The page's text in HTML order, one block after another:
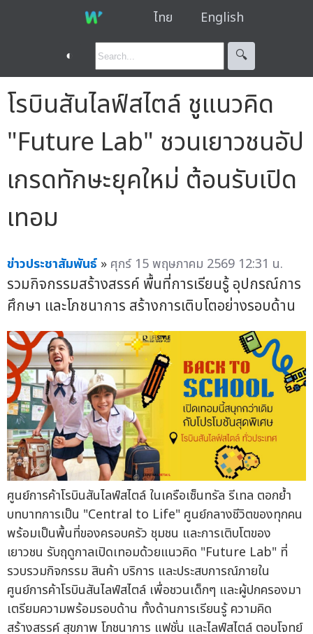
ไทย English
◐ 🔍︎
โรบินสันไลฟ์สไตล์ ชูแนวคิด
"Future Lab" ชวนเยาวชนอัป
เกรดทักษะยุคใหม่ ต้อนรับเปิด
เทอม
ข่าวประชาสัมพันธ์ » ศุกร์ 15 พฤษภาคม 2569 12:31 น.
รวมกิจกรรมสร้างสรรค์ พื้นที่การเรียนรู้ อุปกรณ์การ
ศึกษา และโภชนาการ สร้างการเติบโตอย่างรอบด้าน
ศูนย์การค้าโรบินสันไลฟ์สไตล์ ในเครือเซ็นทรัล รีเทล ตอกย้ำ
บทบาทการเป็น "Central to Life" ศูนย์กลางชีวิตของทุกคน
พร้อมเป็นพื้นที่ของครอบครัว ชุมชน และการเติบโตของ
เยาวชน รับฤดูกาลเปิดเทอมด้วยแนวคิด "Future Lab" ที่
รวบรวมกิจกรรม สินค้า บริการ และประสบการณ์ภายใน
ศูนย์การค้าโรบินสันไลฟ์สไตล์ เพื่อชวนเด็กๆ และผู้ปกครองมา
เตรียมความพร้อมรอบด้าน ทั้งด้านการเรียนรู้ ความคิด
สร้างสรรค์ สุขภาพ โภชนาการ แฟชั่น และไลฟ์สไตล์ ตอบโจทย์